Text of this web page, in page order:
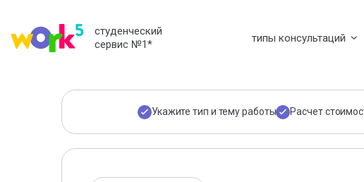
студенческий
сервис №1* типы консультаций
Укажите тип и тему работы Расчет